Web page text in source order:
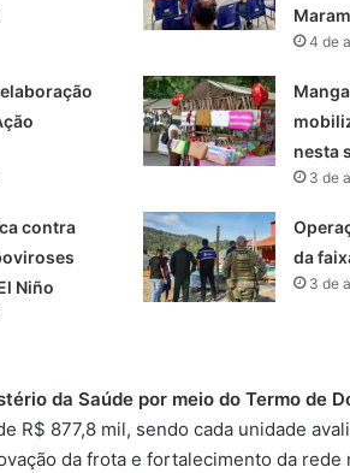
4 de
nesta
3 de
contra
Niño
da
3 de
da Saúde por meio do Termo de
R$ 877,8 mil, sendo cada unidade
da frota e fortalecimento da rede